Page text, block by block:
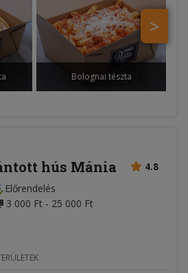
>
Bolognai tészta
4.8
hús Mánia
Előrendelés
3 000 Ft - 25 000 Ft